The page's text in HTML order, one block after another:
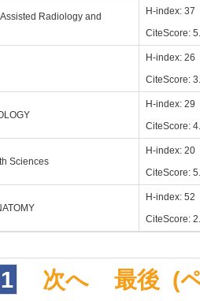
Radiology and
H-index: 37
CiteScore:
H-index: 26
CiteScore:
H-index: 29
CiteScore:
Sciences
H-index: 20
CiteScore:
H-index: 52
CiteScore:
1 次へ 最後 (